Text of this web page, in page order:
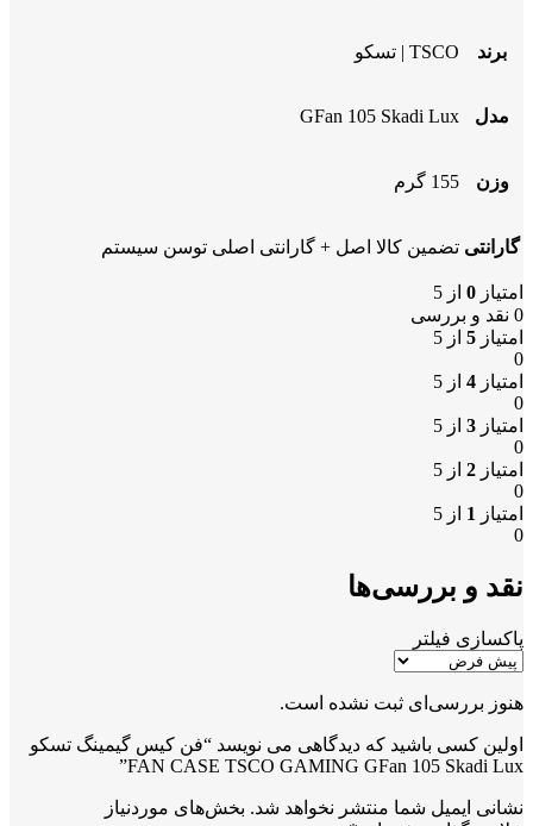
برند TSCO | تسکو
مدل GFan 105 Skadi Lux
وزن 155 گرم
گارانتی تضمین کالا اصل + گارانتی اصلی توسن سیستم
امتیاز 0 از 5
0 نقد و بررسی
امتیاز 5 از 5
0
امتیاز 4 از 5
0
امتیاز 3 از 5
0
امتیاز 2 از 5
0
امتیاز 1 از 5
0
نقد و بررسی‌ها
پاکسازی فیلتر
هنوز بررسی‌ای ثبت نشده است.
اولین کسی باشید که دیدگاهی می نویسد “فن کیس گیمینگ تسکو
FAN CASE TSCO GAMING GFan 105 Skadi Lux”
نشانی ایمیل شما منتشر نخواهد شد. بخش‌های موردنیاز